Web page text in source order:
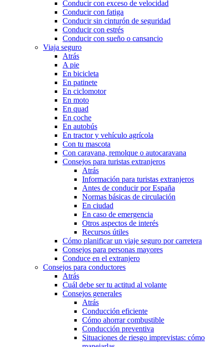
Conducir con exceso de velocidad
Conducir con fatiga
Conducir sin cinturón de seguridad
Conducir con estrés
Conducir con sueño o cansancio
Viaja seguro
Atrás
A pie
En bicicleta
En patinete
En ciclomotor
En moto
En quad
En coche
En autobús
En tractor y vehículo agrícola
Con tu mascota
Con caravana, remolque o autocaravana
Consejos para turistas extranjeros
Atrás
Información para turistas extranjeros
Antes de conducir por España
Normas básicas de circulación
En ciudad
En caso de emergencia
Otros aspectos de interés
Recursos útiles
Cómo planificar un viaje seguro por carretera
Consejos para personas mayores
Conduce en el extranjero
Consejos para conductores
Atrás
Cuál debe ser tu actitud al volante
Consejos generales
Atrás
Conducción eficiente
Cómo ahorrar combustible
Conducción preventiva
Situaciones de riesgo imprevistas: cómo